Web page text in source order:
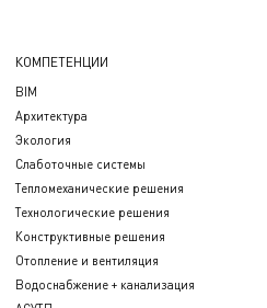
КОМПЕТЕНЦИИ
BIM
Архитектура
Экология
Слаботочные системы
Тепломеханические решения
Технологические решения
Конструктивные решения
Отопление и вентиляция
Водоснабжение + канализация